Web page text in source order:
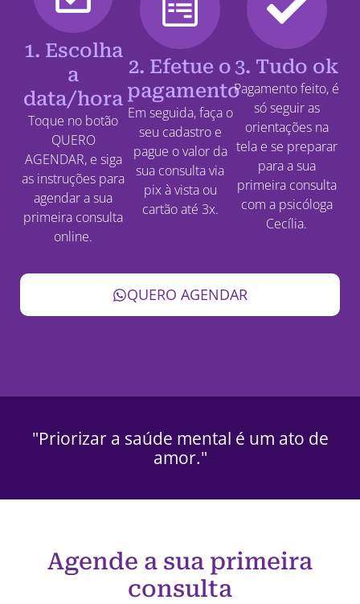
1. Escolha
a
data/hora
Toque no botão
QUERO
AGENDAR, e siga
as instruções para
agendar a sua
primeira consulta
online.
2. Efetue o
pagamento
Em seguida, faça o
seu cadastro e
pague o valor da
sua consulta via
pix à vista ou
cartão até 3x.
3. Tudo ok
Pagamento feito, é
só seguir as
orientações na
tela e se preparar
para a sua
primeira consulta
com a psicóloga
Cecília.
QUERO AGENDAR
"Priorizar a saúde mental é um ato de
amor."
Agende a sua primeira
consulta